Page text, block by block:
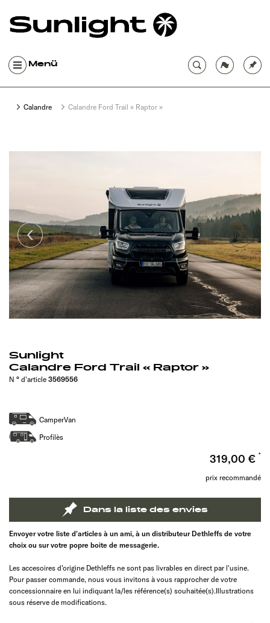
Menü
Calandre Calandre Ford Trail « Raptor »
Sunlight
Calandre Ford Trail « Raptor »
N ° d'article 3569556
CamperVan
Profilès
319,00 €
prix recommandé
Dans la liste des envies
Envoyer votre liste d'articles à un ami, à un distributeur Dethleffs de votre
choix ou sur votre popre boite de messagerie.
Les accesoires d'origine Dethleffs ne sont pas livrables en direct par l'usine.
Pour passer commande, nous vous invitons à vous rapprocher de votre
concessionnaire en lui indiquant la/les référence(s) souhaitée(s).Illustrations
sous réserve de modifications.